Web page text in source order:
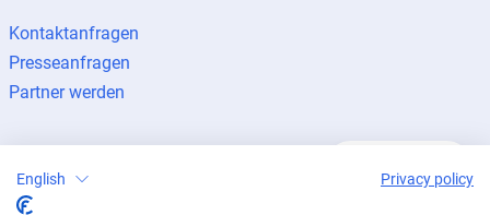
Kontaktanfragen
Presseanfragen
Partner werden
English Privacy policy